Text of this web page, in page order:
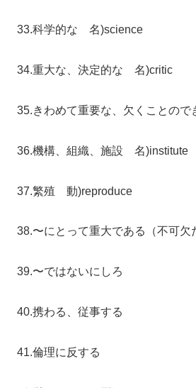
33.科学的な 名)science
34.重大な、決定的な 名)critic
35.きわめて重要な、欠くことので
36.機構、組織、施設 名)institute
37.繁殖 動)reproduce
38.〜にとって重大である（不可欠
39.〜ではないにしろ
40.携わる、従事する
41.倫理に反する